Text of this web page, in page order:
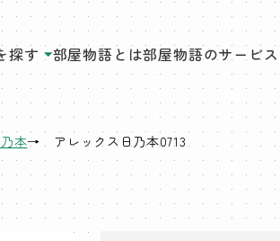
探す 部屋物語とは部屋物語のサービス
本 アレックス日乃本0713